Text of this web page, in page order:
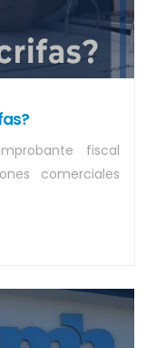
fiscal
comerciales